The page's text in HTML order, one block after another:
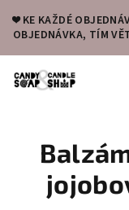
obsah
❤️ KE KAŽDÉ
OBJEDNÁVKA, TÍM